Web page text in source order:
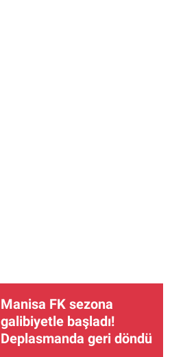
Manisa FK sezona
galibiyetle başladı!
Deplasmanda geri döndü